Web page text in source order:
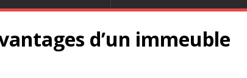
d’un immeuble